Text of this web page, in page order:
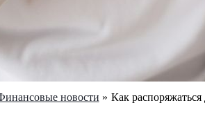
новости Как